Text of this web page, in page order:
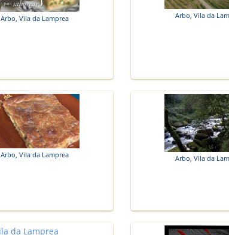
Arbo, Vila da Lamprea Arbo, Vila da
Arbo, Vila da Lamprea Arbo, Vila da